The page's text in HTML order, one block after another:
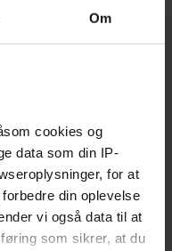
Om
cookies og
data som din IP-
for at
din oplevelse
vi også data til at
som sikrer, at du
bunden, med lokale